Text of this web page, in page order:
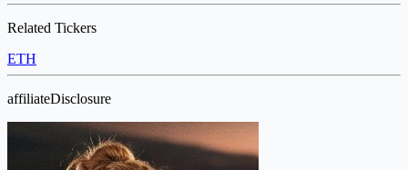
Related Tickers
ETH
affiliateDisclosure